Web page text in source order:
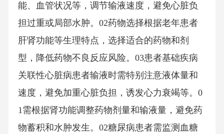
能、血管状况等，调节输液速度，避免心脏负
担过重或局部水肿。02药物选择根据老年患者
肝肾功能等生理特点，选择适合的药物和剂
型，降低药物不良反应风险。03患者基础疾病
关联性心脏病患者输液时需特别注意液体量和
速度，避免加重心脏负担，诱发心力衰竭等。0
1需根据肾功能调整药物剂量和输液量，避免药
物蓄积和水肿发生。02糖尿病患者需监测血糖